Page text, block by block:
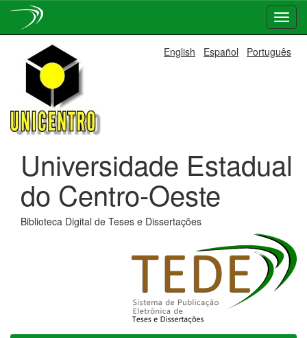
navigation
English Español Português
Universidade Estadual
do Centro-Oeste
Biblioteca Digital de Teses e Dissertações